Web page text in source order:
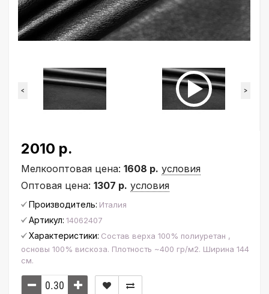
< >
2010 р.
Мелкооптовая цена: 1608 р. условия
Оптовая цена: 1307 р. условия
Производитель: Италия
Артикул: 14062407
Характеристики: Состав верха 100% полиуретан ,
основы 100% вискоза. Плотность ~400 гр/м2. Ширина 144
см.